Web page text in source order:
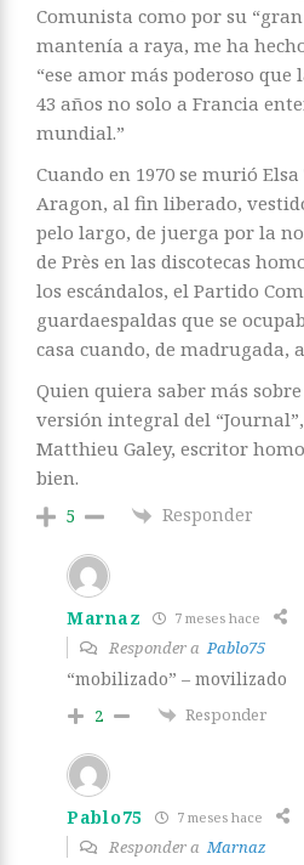
Comunista como por su
mantenía a raya, me ha
“ese amor más poderoso
43 años no solo a Francia
mundial.”
Cuando en 1970 se murió
Aragon, al fin liberado,
pelo largo, de juerga por la
de Près en las discotecas
los escándalos, el Partido
guardaespaldas que se
casa cuando, de madrugada,
Quien quiera saber más
versión integral del
Matthieu Galey, escritor
bien.
5 Responder
Marnaz 7 meses hace
Responder aPablo75
“mobilizado” – movilizado
2 Responder
Pablo75 7 meses hace
Responder aMarnaz